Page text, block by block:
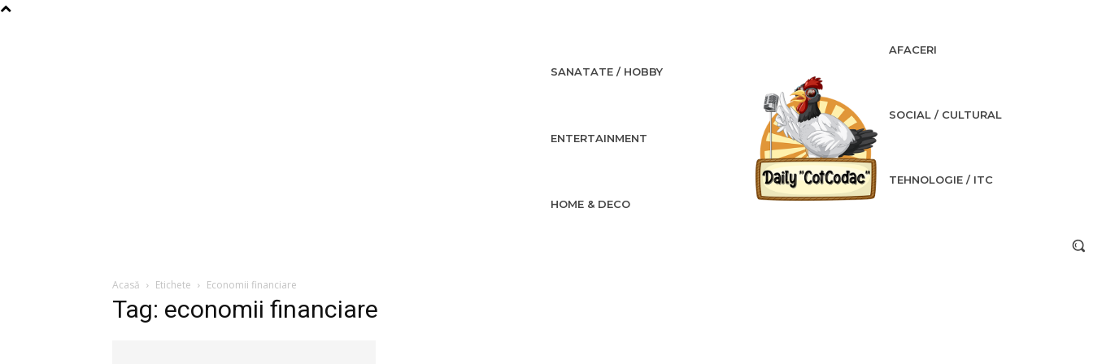
SANATATE / HOBBY
ENTERTAINMENT
HOME & DECO
AFACERI
SOCIAL / CULTURAL
TEHNOLOGIE / ITC
Acasă Etichete Economii financiare
Tag: economii financiare